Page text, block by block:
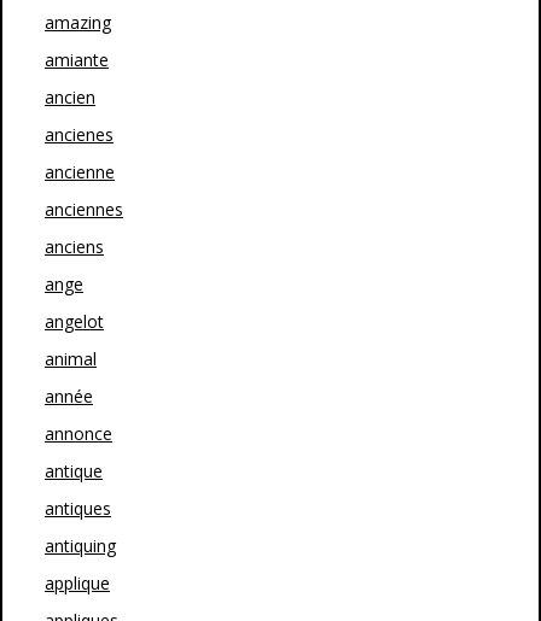
amazing
amiante
ancien
ancienes
ancienne
anciennes
anciens
ange
angelot
animal
année
annonce
antique
antiques
antiquing
applique